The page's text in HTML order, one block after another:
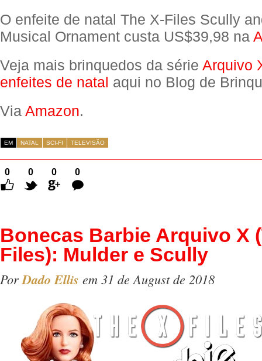
O enfeite de natal The X-Files Scully
Musical Ornament custa US$39,98 na
Veja mais brinquedos da série Arquivo
enfeites de natal aqui no Blog de
Via Amazon.
EM NATAL SCI-FI TELEVISÃO
0 0 0
0
Comentários
Bonecas Barbie Arquivo X
Files): Mulder e Scully
PorDado Ellis em 31 de August de 2018